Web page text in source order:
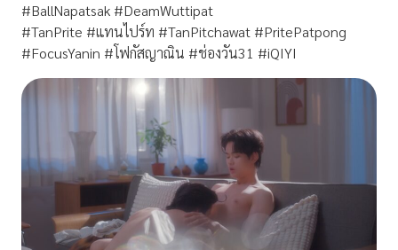
#BallNapatsak #DeamWuttipat
#TanPrite #แทนไปร์ท #TanPitchawat #PritePatpong
#FocusYanin #โฟกัสญาณิน #ช่องวัน31 #iQIYI